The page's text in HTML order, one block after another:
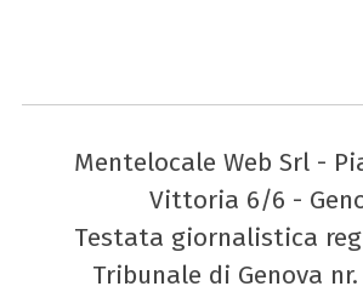
Mentelocale Web Srl -
Vittoria 6/6 -
Testata giornalistica
Tribunale di Genova nr.